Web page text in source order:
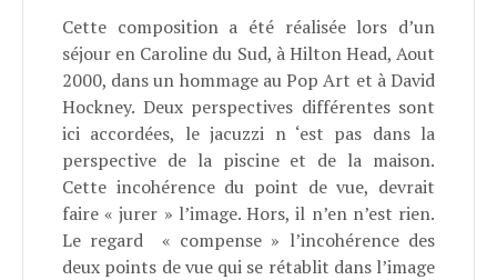
Cette composition a été réalisée lors d’un
séjour en Caroline du Sud, à Hilton Head, Aout
2000, dans un hommage au Pop Art et à David
Hockney. Deux perspectives différentes sont
ici accordées, le jacuzzi n ‘est pas dans la
perspective de la piscine et de la maison.
Cette incohérence du point de vue, devrait
faire « jurer » l’image. Hors, il n’en n’est rien.
Le regard
« compense » l’incohérence des
deux points de vue qui se rétablit dans l’image